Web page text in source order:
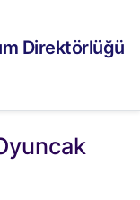
Direktörlüğü